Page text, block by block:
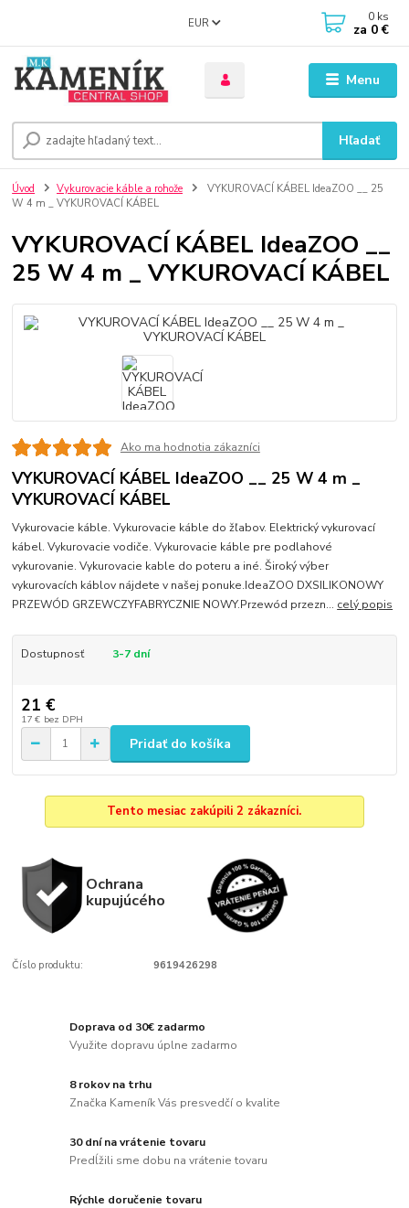
Menu
EUR
Hľadať
0 ks
za 0 €
Úvod Vykurovacie káble a rohože
VYKUROVACÍ KÁBEL IdeaZOO __ 25
W 4 m _ VYKUROVACÍ KÁBEL
VYKUROVACÍ KÁBEL IdeaZOO __
25 W 4 m _ VYKUROVACÍ KÁBEL
Ako ma hodnotia zákazníci
VYKUROVACÍ KÁBEL IdeaZOO __ 25 W 4 m _
VYKUROVACÍ KÁBEL
Vykurovacie káble. Vykurovacie káble do žľabov. Elektrický vykurovací
kábel. Vykurovacie vodiče. Vykurovacie káble pre podlahové
vykurovanie. Vykurovacie kable do poteru a iné. Široký výber
vykurovacích káblov nájdete v našej ponuke.IdeaZOO DXSILIKONOWY
PRZEWÓD GRZEWCZYFABRYCZNIE NOWY.Przewód przezn... celý popis
Dostupnosť 3-7 dní
21 €
17 € bez DPH
Pridať do košíka
Tento mesiac zakúpili 2 zákazníci.
Ochrana
kupujúcého
Číslo produktu: 9619426298
Doprava od 30€ zadarmo
Využite dopravu úplne zadarmo
8 rokov na trhu
Značka Kameník Vás presvedčí o kvalite
30 dní na vrátenie tovaru
Predĺžili sme dobu na vrátenie tovaru
Rýchle doručenie tovaru